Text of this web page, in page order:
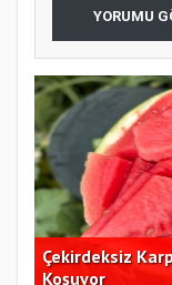
YORUMU
Çekirdeksiz
Koşuyor